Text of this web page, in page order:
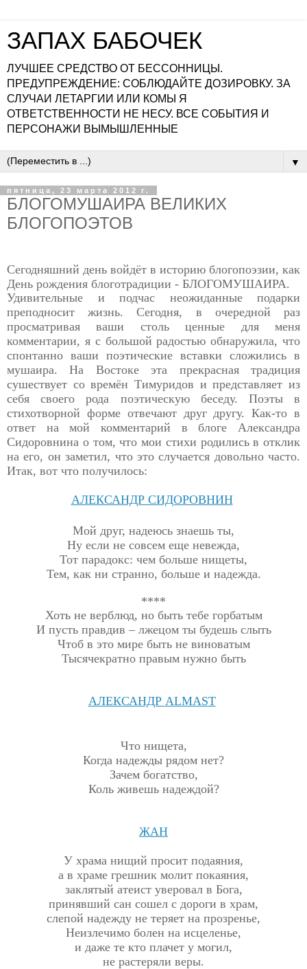
ЗАПАХ БАБОЧЕК
ЛУЧШЕЕ СРЕДСТВО ОТ БЕССОННИЦЫ.
ПРЕДУПРЕЖДЕНИЕ: СОБЛЮДАЙТЕ ДОЗИРОВКУ. ЗА
СЛУЧАИ ЛЕТАРГИИ ИЛИ КОМЫ Я
ОТВЕТСТВЕННОСТИ НЕ НЕСУ. ВСЕ СОБЫТИЯ И
ПЕРСОНАЖИ ВЫМЫШЛЕННЫЕ
▼
пятница, 23 марта 2012 г.
БЛОГОМУШАИРА ВЕЛИКИХ
БЛОГОПОЭТОВ
Сегодняшний день войдёт в историю блогопоэзии, как
День рождения блоготрадиции - БЛОГОМУШАИРА.
Удивительные и подчас неожиданные подарки
преподносит жизнь. Сегодня, в очередной раз
просматривая ваши столь ценные для меня
комментарии, я с большой радостью обнаружила, что
спонтанно ваши поэтические вставки сложились в
мушаира. На Востоке эта прекрасная традиция
сушествует со времён Тимуридов и представляет из
себя своего рода поэтическую беседу. Поэты в
стихотворной форме отвечают друг другу. Как-то в
ответ на мой комментарий в блоге Александра
Сидоровнина о том, что мои стихи родились в отклик
на его, он заметил, что это случается довольно часто.
Итак, вот что получилось:
АЛЕКСАНДР СИДОРОВНИН
Мой друг, надеюсь знаешь ты,
Ну если не совсем еще невежда,
Тот парадокс: чем больше нищеты,
Тем, как ни странно, больше и надежда.
****
Хоть не верблюд, но быть тебе горбатым
И пусть правдив – лжецом ты будешь слыть
Чтоб в это мире быть не виноватым
Тысячекратно правым нужно быть
АЛЕКСАНДР ALMAST
Что нищета,
Когда надежды рядом нет?
Зачем богатство,
Коль живешь надеждой?
ЖАН
У храма нищий просит подаяния,
а в храме грешник молит покаяния,
заклятый атеист уверовал в Бога,
принявший сан сошел с дороги в храм,
слепой надежду не теряет на прозренье,
Неизлечимо болен на исцеленье,
и даже те кто плачет у могил,
не растеряли веры.